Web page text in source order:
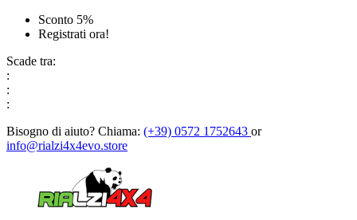
Sconto 5%
Registrati ora!
Scade tra:
:
:
:
Bisogno di aiuto? Chiama: (+39) 0572 1752643 or
info@rialzi4x4evo.store